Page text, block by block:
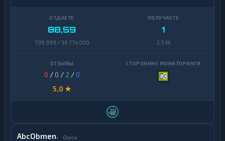
88,59
799 999 / 36 774 000
1
2,5 M
0 / 0 / 2 /0
5,0 ★
AbcObmen Омск